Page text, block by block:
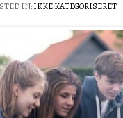
IN:IKKE KATEGORISERET